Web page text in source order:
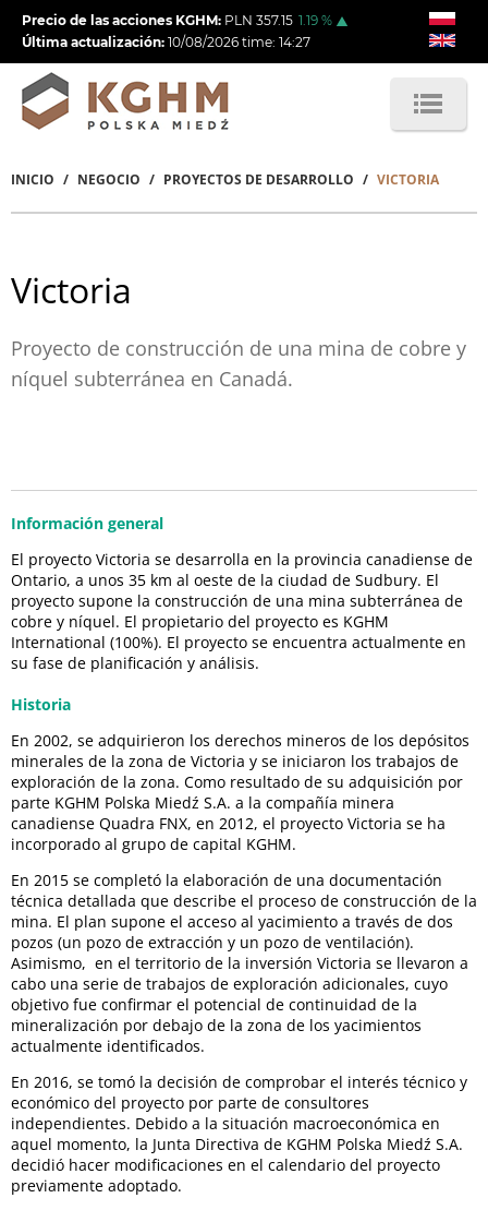
Pasar
contenido
principal
Precio de las acciones KGHM: PLN 357.15 1.19 %
Última actualización: 10/08/2026 time: 14:27
Sobrescribir
de
ayuda
a
la
INICIO NEGOCIO PROYECTOS DE DESARROLLO VICTORIA
Victoria
Proyecto de construcción de una mina de cobre y
níquel subterránea en Canadá.
Información general
El proyecto Victoria se desarrolla en la provincia canadiense de
Ontario, a unos 35 km al oeste de la ciudad de Sudbury. El
proyecto supone la construcción de una mina subterránea de
cobre y níquel. El propietario del proyecto es KGHM
International (100%). El proyecto se encuentra actualmente en
su fase de planificación y análisis.
Historia
En 2002, se adquirieron los derechos mineros de los depósitos
minerales de la zona de Victoria y se iniciaron los trabajos de
exploración de la zona. Como resultado de su adquisición por
parte KGHM Polska Miedź S.A. a la compañía minera
canadiense Quadra FNX, en 2012, el proyecto Victoria se ha
incorporado al grupo de capital KGHM.
En 2015 se completó la elaboración de una documentación
técnica detallada que describe el proceso de construcción de la
mina. El plan supone el acceso al yacimiento a través de dos
pozos (un pozo de extracción y un pozo de ventilación).
Asimismo, en el territorio de la inversión Victoria se llevaron a
cabo una serie de trabajos de exploración adicionales, cuyo
objetivo fue confirmar el potencial de continuidad de la
mineralización por debajo de la zona de los yacimientos
actualmente identificados.
En 2016, se tomó la decisión de comprobar el interés técnico y
económico del proyecto por parte de consultores
independientes. Debido a la situación macroeconómica en
aquel momento, la Junta Directiva de KGHM Polska Miedź S.A.
decidió hacer modificaciones en el calendario del proyecto
previamente adoptado.